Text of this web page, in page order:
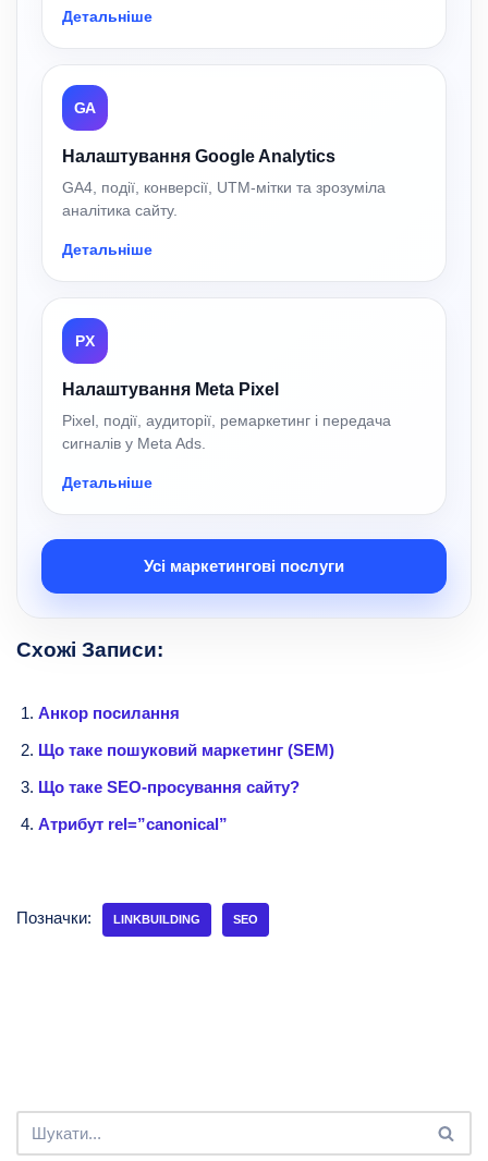
Детальніше
GA
Налаштування Google Analytics
GA4, події, конверсії, UTM-мітки та зрозуміла
аналітика сайту.
Детальніше
PX
Налаштування Meta Pixel
Pixel, події, аудиторії, ремаркетинг і передача
сигналів у Meta Ads.
Детальніше
Усі маркетингові послуги
Схожі Записи:
Анкор посилання
Що таке пошуковий маркетинг (SEM)
Що таке SEO-просування сайту?
Атрибут rel=”canonical”
Позначки: LINKBUILDING SEO